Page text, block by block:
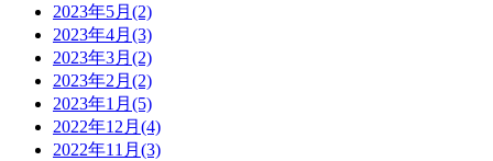
2023年5月(2)
2023年4月(3)
2023年3月(2)
2023年2月(2)
2023年1月(5)
2022年12月(4)
2022年11月(3)